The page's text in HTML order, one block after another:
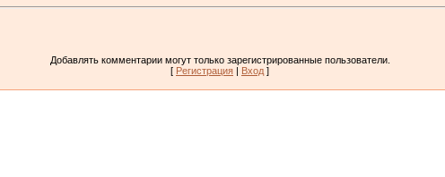
Добавлять комментарии могут только зарегистрированные пользователи.
[ Регистрация | Вход ]